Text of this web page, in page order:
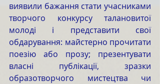
виявили бажання стати учасниками
творчого конкурсу талановитої
молоді і представити свої
обдарування: майстерно прочитати
поезію або прозу; презентувати
власні публікації, зразки
образотворчого мистецтва чи